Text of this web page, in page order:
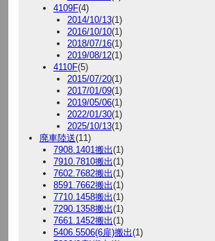
4109F(4)
2014/10/13(1)
2016/10/10(1)
2018/07/16(1)
2019/08/12(1)
4110F(5)
2015/07/20(1)
2017/01/09(1)
2019/05/06(1)
2022/01/30(1)
2025/10/13(1)
廃車陸送(11)
7908.1401搬出(1)
7910.7810搬出(1)
7602.7682搬出(1)
8591.7662搬出(1)
7710.1458搬出(1)
7290.1358搬出(1)
7661.1452搬出(1)
5406.5506(6扉)搬出(1)